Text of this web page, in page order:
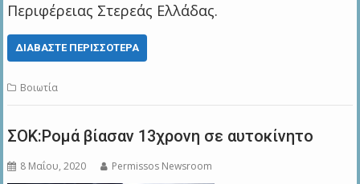
Περιφέρειας Στερεάς Ελλάδας.
ΔΙΑΒΆΣΤΕ ΠΕΡΙΣΣΌΤΕΡΑ
Βοιωτία
ΣΟΚ:Ρομά βίασαν 13χρονη σε αυτοκίνητο
8 Μαΐου, 2020 Permissos Newsroom